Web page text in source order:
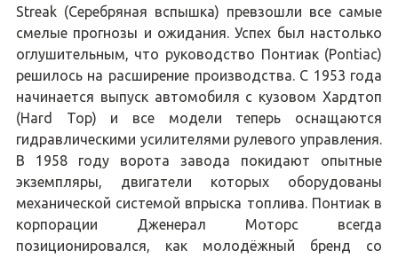
Streak (Серебряная вспышка) превзошли все самые
смелые прогнозы и ожидания. Успех был настолько
оглушительным, что руководство Понтиак (Pontiac)
решилось на расширение производства. С 1953 года
начинается выпуск автомобиля с кузовом Хардтоп
(Hard Top) и все модели теперь оснащаются
гидравлическими усилителями рулевого управления.
В 1958 году ворота завода покидают опытные
экземпляры, двигатели которых оборудованы
механической системой впрыска топлива. Понтиак в
корпорации Дженерал Моторс всегда
позиционировался, как молодёжный бренд со